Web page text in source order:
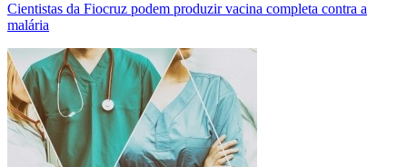
Cientistas da Fiocruz podem produzir vacina completa contra a
malária